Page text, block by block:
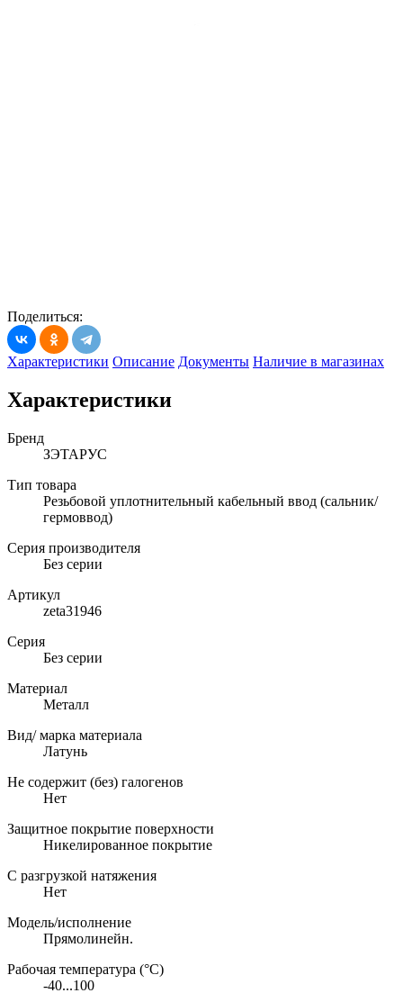
Поделиться:
Характеристики Описание Документы Наличие в магазинах
Характеристики
Бренд
ЗЭТАРУС
Тип товара
Резьбовой уплотнительный кабельный ввод (сальник/
гермоввод)
Серия производителя
Без серии
Артикул
zeta31946
Серия
Без серии
Материал
Металл
Вид/ марка материала
Латунь
Не содержит (без) галогенов
Нет
Защитное покрытие поверхности
Никелированное покрытие
С разгрузкой натяжения
Нет
Модель/исполнение
Прямолинейн.
Рабочая температура (°C)
-40...100